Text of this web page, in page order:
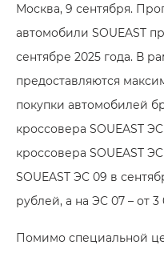
Москва, 9 сентября.
автомобили SOUEAST
сентябре 2025 года. В
предоставляются
покупки автомобилей
кроссовера SOUEAST
кроссовера SOUEAST
SOUEAST ЭC 09 в
рублей, а на ЭC 07 – от
Помимо специальной